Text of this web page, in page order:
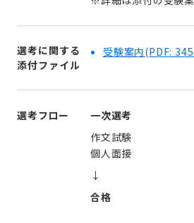
選考に関する
添付ファイル
受験案内(PDF:
選考フロー
一次選考
作文試験
個人面接
↓
合格